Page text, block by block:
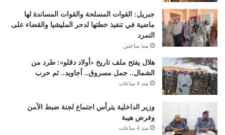
جبريل: القوات المسلحة والقوات المساندة لها
ماضية في تنفيذ خطتها لدحر المليشيا والقضاء على
التمرد
منذ ساعتين
هلال يفتح ملف تاريخ «أولاد دقلو»: طرد من
الشمال.. جمل مسروق.. أجاويد.. ثم حرب
منذ 4 ساعات
وزير الداخلية يترأس اجتماع لجنة ضبط الأمن
وفرض هيبة
منذ 4 ساعات